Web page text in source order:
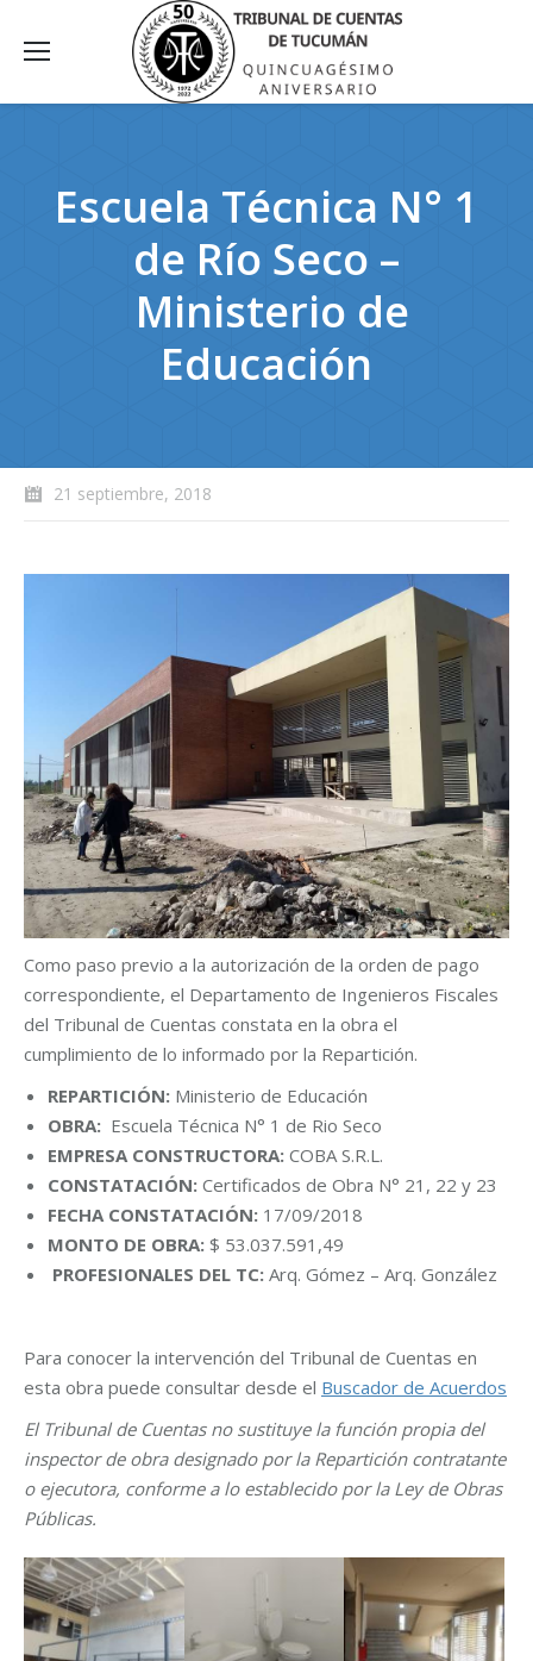
Escuela Técnica N° 1
de Río Seco –
Ministerio de
Educación
21 septiembre, 2018
Como paso previo a la autorización de la orden de pago
correspondiente, el Departamento de Ingenieros Fiscales
del Tribunal de Cuentas constata en la obra el
cumplimiento de lo informado por la Repartición.
REPARTICIÓN: Ministerio de Educación
OBRA: Escuela Técnica N° 1 de Rio Seco
EMPRESA CONSTRUCTORA: COBA S.R.L.
CONSTATACIÓN: Certificados de Obra N° 21, 22 y 23
FECHA CONSTATACIÓN: 17/09/2018
MONTO DE OBRA: $ 53.037.591,49
PROFESIONALES DEL TC: Arq. Gómez – Arq. González
Para conocer la intervención del Tribunal de Cuentas en
esta obra puede consultar desde el Buscador de Acuerdos
El Tribunal de Cuentas no sustituye la función propia del
inspector de obra designado por la Repartición contratante
o ejecutora, conforme a lo establecido por la Ley de Obras
Públicas.